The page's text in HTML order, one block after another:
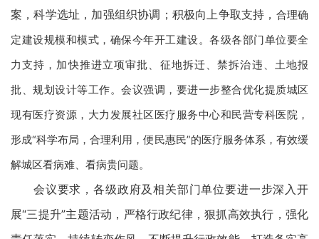
案，科学选址，加强组织协调；积极向上争取支持， 合理确
定建设规模和模式，确保今年开工建设。各级各部门单位要全
力支持，加快推进立项审批、征地拆迁、禁拆治违、土地报
批、规划设计等工作。会议强调，要进一步整合优化提质城区
现有医疗资源，大力发展社区医疗服务中心和民营专科医院，
形成“科学布局，合理利用，便民惠民”的医疗服务体系，有效缓
解城区看病难、看病贵问题。
会议要求，各级政府及相关部门单位要进一步深入开
展“三提升”主题活动，严格行政纪律，狠抓高效执行，强化